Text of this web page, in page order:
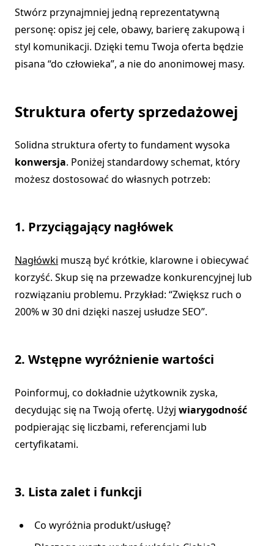
Stwórz przynajmniej jedną reprezentatywną
personę: opisz jej cele, obawy, barierę zakupową i
styl komunikacji. Dzięki temu Twoja oferta będzie
pisana “do człowieka”, a nie do anonimowej masy.
Struktura oferty sprzedażowej
Solidna struktura oferty to fundament wysoka
konwersja. Poniżej standardowy schemat, który
możesz dostosować do własnych potrzeb:
1. Przyciągający nagłówek
Nagłówki muszą być krótkie, klarowne i obiecywać
korzyść. Skup się na przewadze konkurencyjnej lub
rozwiązaniu problemu. Przykład: “Zwiększ ruch o
200% w 30 dni dzięki naszej usłudze SEO”.
2. Wstępne wyróżnienie wartości
Poinformuj, co dokładnie użytkownik zyska,
decydując się na Twoją ofertę. Użyj wiarygodność
podpierając się liczbami, referencjami lub
certyfikatami.
3. Lista zalet i funkcji
Co wyróżnia produkt/usługę?